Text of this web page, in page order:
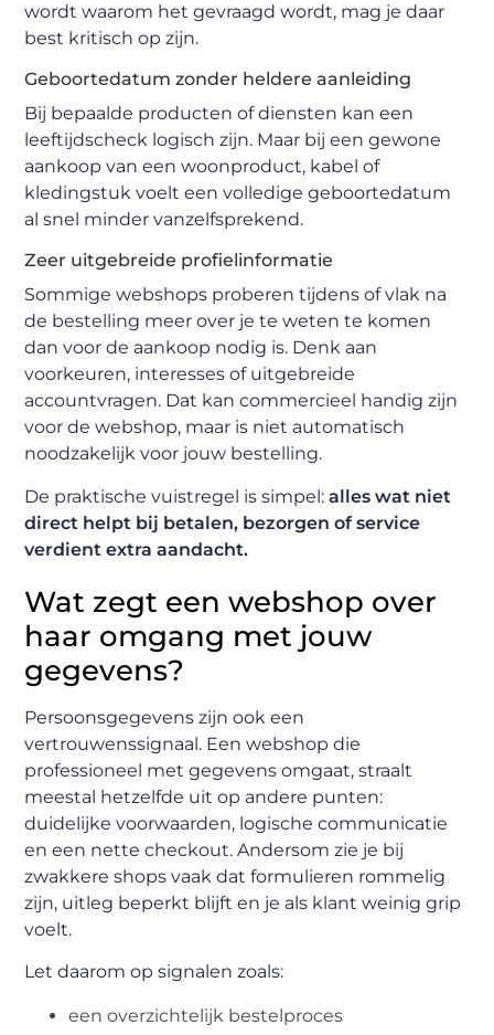
wordt waarom het gevraagd wordt, mag je daar
best kritisch op zijn.
Geboortedatum zonder heldere aanleiding
Bij bepaalde producten of diensten kan een
leeftijdscheck logisch zijn. Maar bij een gewone
aankoop van een woonproduct, kabel of
kledingstuk voelt een volledige geboortedatum
al snel minder vanzelfsprekend.
Zeer uitgebreide profielinformatie
Sommige webshops proberen tijdens of vlak na
de bestelling meer over je te weten te komen
dan voor de aankoop nodig is. Denk aan
voorkeuren, interesses of uitgebreide
accountvragen. Dat kan commercieel handig zijn
voor de webshop, maar is niet automatisch
noodzakelijk voor jouw bestelling.
De praktische vuistregel is simpel:alles wat niet
direct helpt bij betalen, bezorgen of service
verdient extra aandacht.
Wat zegt een webshop over
haar omgang met jouw
gegevens?
Persoonsgegevens zijn ook een
vertrouwenssignaal. Een webshop die
professioneel met gegevens omgaat, straalt
meestal hetzelfde uit op andere punten:
duidelijke voorwaarden, logische communicatie
en een nette checkout. Andersom zie je bij
zwakkere shops vaak dat formulieren rommelig
zijn, uitleg beperkt blijft en je als klant weinig grip
voelt.
Let daarom op signalen zoals:
een overzichtelijk bestelproces